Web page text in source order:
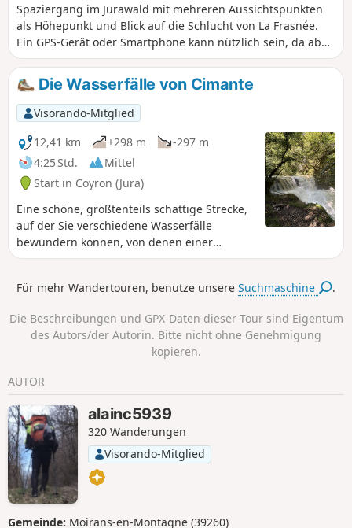
Spaziergang im Jurawald mit mehreren Aussichtspunkten
als Höhepunkt und Blick auf die Schlucht von La Frasnée.
Ein GPS-Gerät oder Smartphone kann nützlich sein, da ab
dem „8 ” keine Markierungen mehr vorhanden sind.
Die Wasserfälle von Cimante
Visorando-Mitglied
12,41 km
+298 m
-297 m
4:25 Std.
Mittel
Start in Coyron (Jura)
Eine schöne, größtenteils schattige Strecke,
auf der Sie verschiedene Wasserfälle
bewundern können, von denen einer
schöner ist als der andere, sowie eine offene
Quelle entspringt. Die Vegetation ist sehr
Arbeit des Wassers am Fels beobachten.
Für mehr Wandertouren, benutze unsereSuchmaschine .
Die Beschreibungen und GPX-Daten dieser Tour sind Eigentum
des Autors/der Autorin. Bitte nicht ohne Genehmigung
kopieren.
AUTOR
alainc5939
320 Wanderungen
Visorando-Mitglied
Gemeinde: Moirans-en-Montagne (39260)